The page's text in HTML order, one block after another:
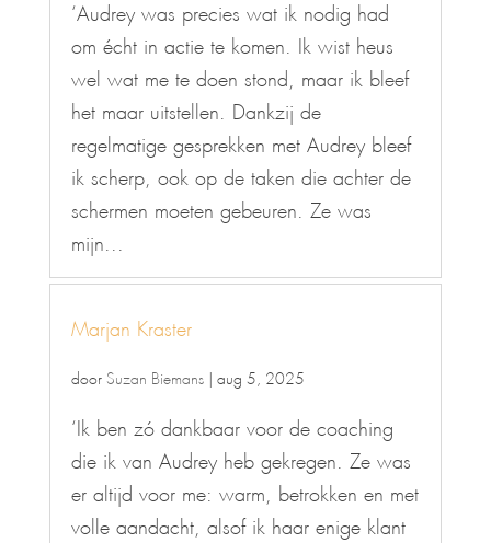
‘Audrey was precies wat ik nodig had
om écht in actie te komen. Ik wist heus
wel wat me te doen stond, maar ik bleef
het maar uitstellen. Dankzij de
regelmatige gesprekken met Audrey bleef
ik scherp, ook op de taken die achter de
schermen moeten gebeuren. Ze was
mijn...
Marjan Kraster
Suzan Biemans aug 5, 2025
‘Ik ben zó dankbaar voor de coaching
die ik van Audrey heb gekregen. Ze was
er altijd voor me: warm, betrokken en met
volle aandacht, alsof ik haar enige klant